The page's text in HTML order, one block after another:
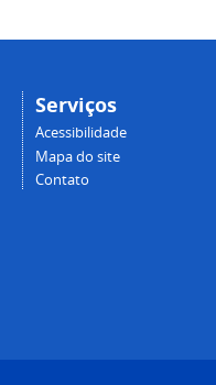
Serviços
Acessibilidade
Mapa do site
Contato